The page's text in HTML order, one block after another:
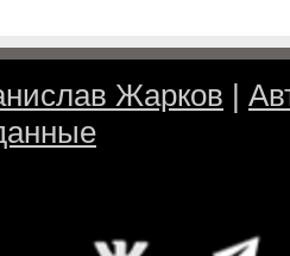
Жарков |